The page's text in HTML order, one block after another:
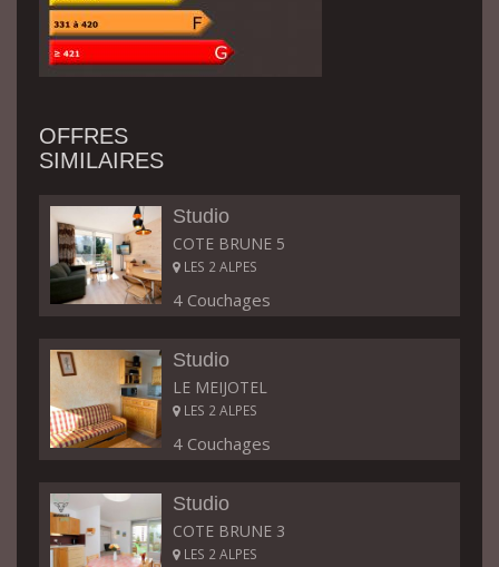
OFFRES
SIMILAIRES
Studio
COTE BRUNE 5
LES 2 ALPES
4 Couchages
Studio
LE MEIJOTEL
LES 2 ALPES
4 Couchages
Studio
COTE BRUNE 3
LES 2 ALPES